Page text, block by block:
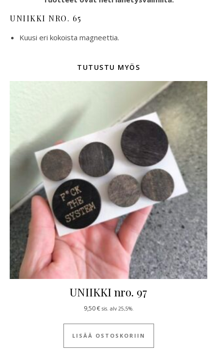
UNIIKKI NRO. 65
Kuusi eri kokoista magneettia.
TUTUSTU MYÖS
UNIIKKI nro. 97
9,50€ sis. alv 25,5%.
LISÄÄ OSTOSKORIIN